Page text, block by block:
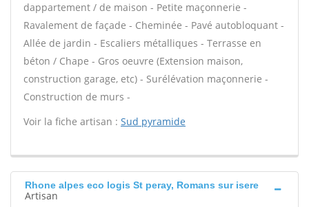
dappartement / de maison - Petite maçonnerie -
Ravalement de façade - Cheminée - Pavé autobloquant -
Allée de jardin - Escaliers métalliques - Terrasse en
béton / Chape - Gros oeuvre (Extension maison,
construction garage, etc) - Surélévation maçonnerie -
Construction de murs -
Voir la fiche artisan : Sud pyramide
Rhone alpes eco logis St peray, Romans sur isere
Artisan